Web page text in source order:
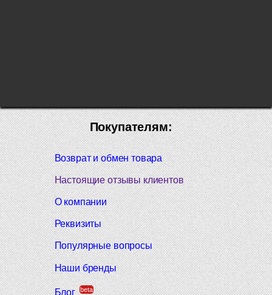
Покупателям:
Возврат и обмен товара
Настоящие отзывы клиентов
О компании
Реквизиты
Популярные вопросы
Наши бренды
Блог beta